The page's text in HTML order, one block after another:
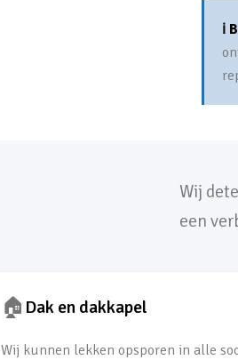
ℹ️
Wij
een
🏠 Dak en dakkapel
Wij kunnen lekken opsporen in alle